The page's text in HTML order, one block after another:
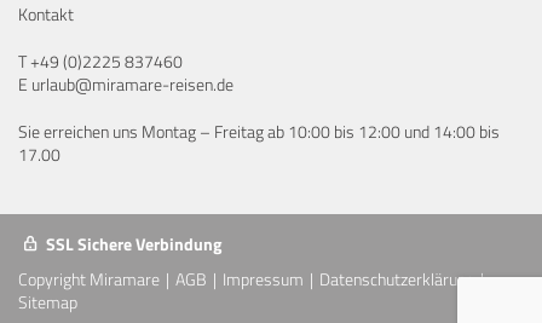
Kontakt
T+49 (0)2225 837460
E urlaub@miramare-reisen.de
Sie erreichen uns Montag – Freitag ab 10:00 bis 12:00 und 14:00 bis
17.00
SSL Sichere Verbindung
Copyright Miramare
AGB Impressum
Datenschutzerklärung
Sitemap